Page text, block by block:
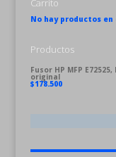
Carrito
No hay productos
Productos
Fusor HP MFP E72525,
original
$178.500